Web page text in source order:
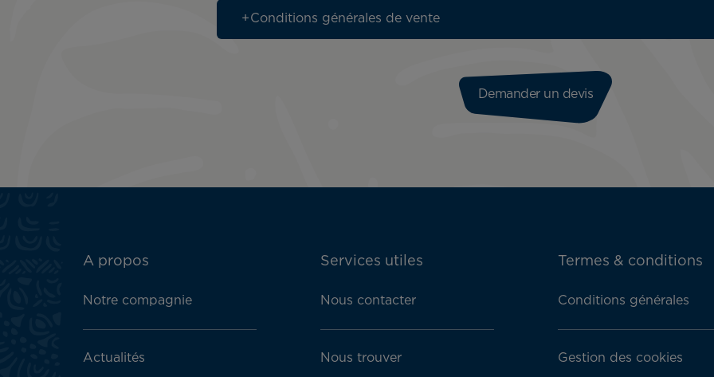
Conditions générales de vente
Demander un devis
ATN:
menu
A propos
Notre compagnie
Actualités
Services utiles
Nous contacter
Nous trouver
Termes & conditions
Conditions générales
Gestion des cookies